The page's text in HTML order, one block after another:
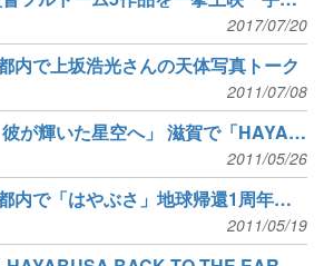
2017/07/20
内で上坂浩光さんの天体写真トーク
2011/07/08
「あの日、彼が輝いた星空へ」 滋賀で「HAYABUSA」上坂監督トークショー
2011/05/26
6月12日に都内で「はやぶさ」地球帰還1周年講演会
2011/05/19